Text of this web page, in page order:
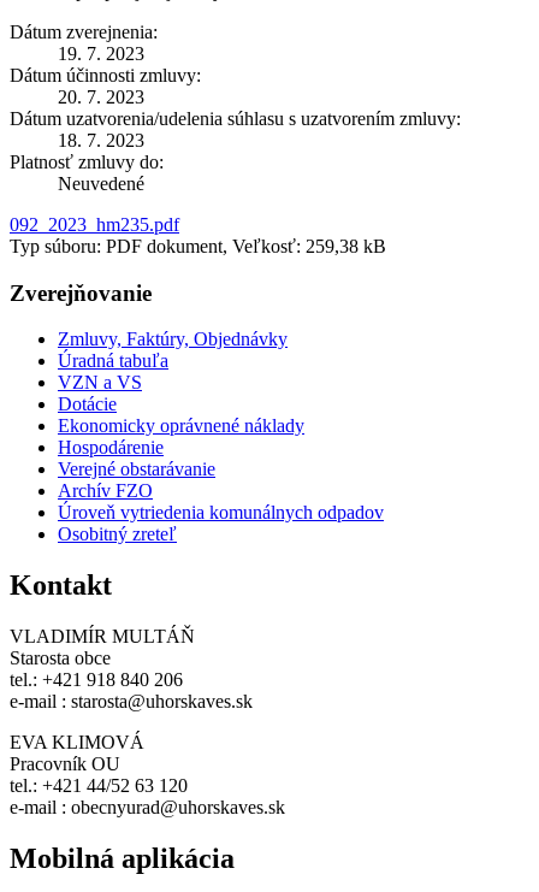
Dátum zverejnenia:
19. 7. 2023
Dátum účinnosti zmluvy:
20. 7. 2023
Dátum uzatvorenia/udelenia súhlasu s uzatvorením zmluvy:
18. 7. 2023
Platnosť zmluvy do:
Neuvedené
092_2023_hm235.pdf
Typ súboru: PDF dokument, Veľkosť: 259,38 kB
Zverejňovanie
Zmluvy, Faktúry, Objednávky
Úradná tabuľa
VZN a VS
Dotácie
Ekonomicky oprávnené náklady
Hospodárenie
Verejné obstarávanie
Archív FZO
Úroveň vytriedenia komunálnych odpadov
Osobitný zreteľ
Kontakt
VLADIMÍR MULTÁŇ
Starosta obce
tel.: +421 918 840 206
e-mail : starosta@uhorskaves.sk
EVA KLIMOVÁ
Pracovník OU
tel.: +421 44/52 63 120
e-mail : obecnyurad@uhorskaves.sk
Mobilná aplikácia